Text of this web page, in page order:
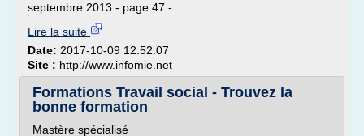
septembre 2013 - page 47 -...
Lire la suite
Date: 2017-10-09 12:52:07
Site : http://www.infomie.net
Formations Travail social - Trouvez la
bonne formation
Mastère spécialisé